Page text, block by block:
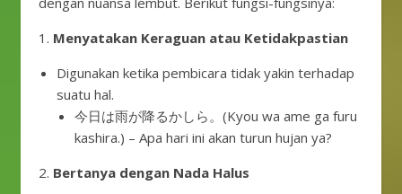
1. Menyatakan Keraguan atau Ketidakpastian
Digunakan ketika pembicara tidak yakin terhadap
suatu hal.
今日は雨が降るかしら。(Kyou wa ame ga furu
kashira.) – Apa hari ini akan turun hujan ya?
2. Bertanya dengan Nada Halus